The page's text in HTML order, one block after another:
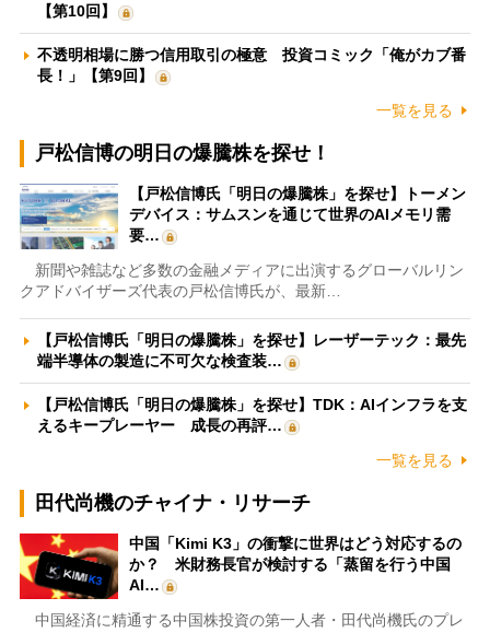
【第10回】
不透明相場に勝つ信用取引の極意 投資コミック「俺がカブ番
長！」【第9回】
一覧を見る
戸松信博の明日の爆騰株を探せ！
【戸松信博氏「明日の爆騰株」を探せ】トーメン
デバイス：サムスンを通じて世界のAIメモリ需
要…
新聞や雑誌など多数の金融メディアに出演するグローバルリン
クアドバイザーズ代表の戸松信博氏が、最新…
【戸松信博氏「明日の爆騰株」を探せ】レーザーテック：最先
端半導体の製造に不可欠な検査装…
【戸松信博氏「明日の爆騰株」を探せ】TDK：AIインフラを支
えるキープレーヤー 成長の再評…
一覧を見る
田代尚機のチャイナ・リサーチ
中国「Kimi K3」の衝撃に世界はどう対応するの
か？ 米財務長官が検討する「蒸留を行う中国
AI…
中国経済に精通する中国株投資の第一人者・田代尚機氏のプレ